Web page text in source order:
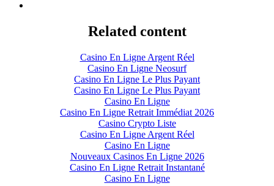
Related content
Casino En Ligne Argent Réel
Casino En Ligne Neosurf
Casino En Ligne Le Plus Payant
Casino En Ligne Le Plus Payant
Casino En Ligne
Casino En Ligne Retrait Immédiat 2026
Casino Crypto Liste
Casino En Ligne Argent Réel
Casino En Ligne
Nouveaux Casinos En Ligne 2026
Casino En Ligne Retrait Instantané
Casino En Ligne